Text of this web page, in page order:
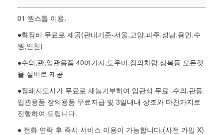
01 원스톱 이용.
●화장비 무료로 제공(관내기준-서울,고양,파주,성남,용인,수
원,인천)
●수의,관,입관용품 40여가지,도우미,장의차량,상복등 모든것
을 실비로 제공
●장례지도사가 무료로 재능기부하여 입관식 무료 ,수의,관등
입관용품 장의용품 무료지급 및 3일내내 상조와 마찬가지로
진행하여 드립니다.
● 전화 연락 후 즉시 서비스 이용이 가능합니다.(사전 가입 X)